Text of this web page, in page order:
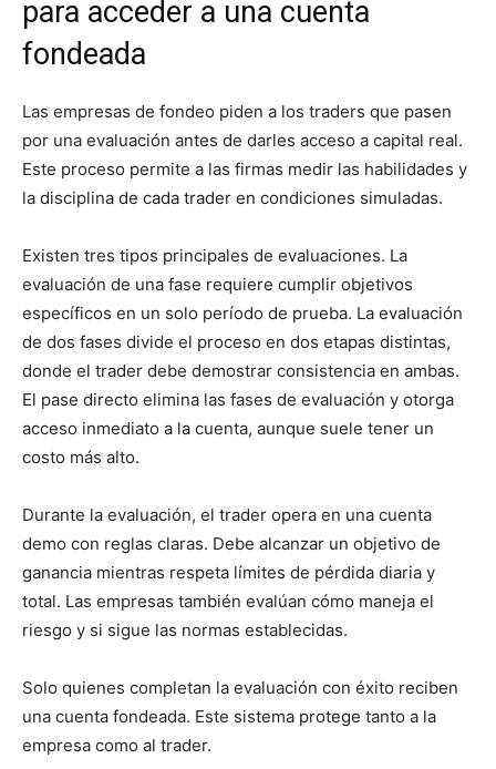
para acceder a una cuenta
fondeada
Las empresas de fondeo piden a los traders que pasen
por una evaluación antes de darles acceso a capital real.
Este proceso permite a las firmas medir las habilidades y
la disciplina de cada trader en condiciones simuladas.
Existen tres tipos principales de evaluaciones. La
evaluación de una fase requiere cumplir objetivos
específicos en un solo período de prueba. La evaluación
de dos fases divide el proceso en dos etapas distintas,
donde el trader debe demostrar consistencia en ambas.
El pase directo elimina las fases de evaluación y otorga
acceso inmediato a la cuenta, aunque suele tener un
costo más alto.
Durante la evaluación, el trader opera en una cuenta
demo con reglas claras. Debe alcanzar un objetivo de
ganancia mientras respeta límites de pérdida diaria y
total. Las empresas también evalúan cómo maneja el
riesgo y si sigue las normas establecidas.
Solo quienes completan la evaluación con éxito reciben
una cuenta fondeada. Este sistema protege tanto a la
empresa como al trader.